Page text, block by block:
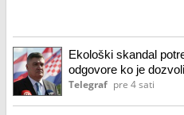
Ekološki skandal
odgovore ko je
Telegraf pre 4 sati